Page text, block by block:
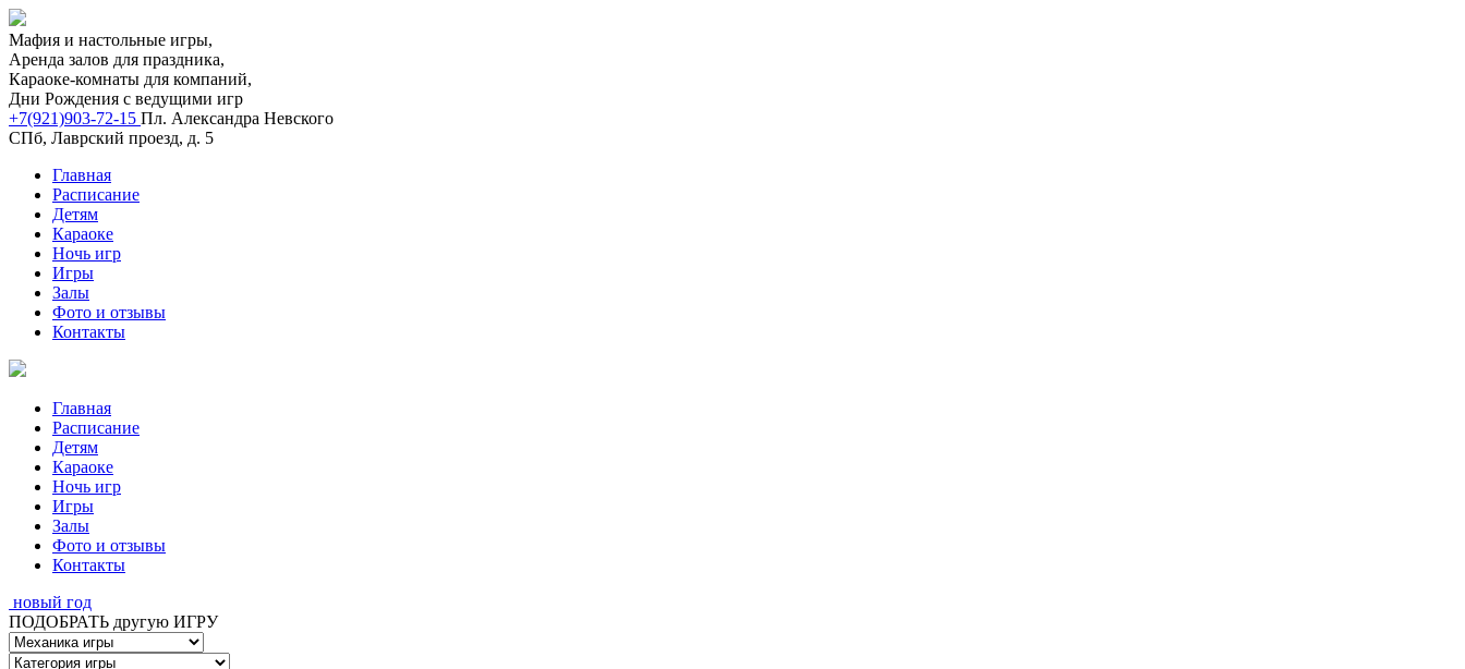
Мафия и настольные игры,
Аренда залов для праздника,
Караоке-комнаты для компаний,
Дни Рождения с ведущими игр
+7(921)903-72-15 Пл. Александра Невского
СПб, Лаврский проезд, д. 5
Главная
Расписание
Детям
Караоке
Ночь игр
Игры
Залы
Фото и отзывы
Контакты
Главная
Расписание
Детям
Караоке
Ночь игр
Игры
Залы
Фото и отзывы
Контакты
новый год
ПОДОБРАТЬ другую ИГРУ